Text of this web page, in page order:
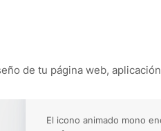
de tu página web,
El icono animado mono